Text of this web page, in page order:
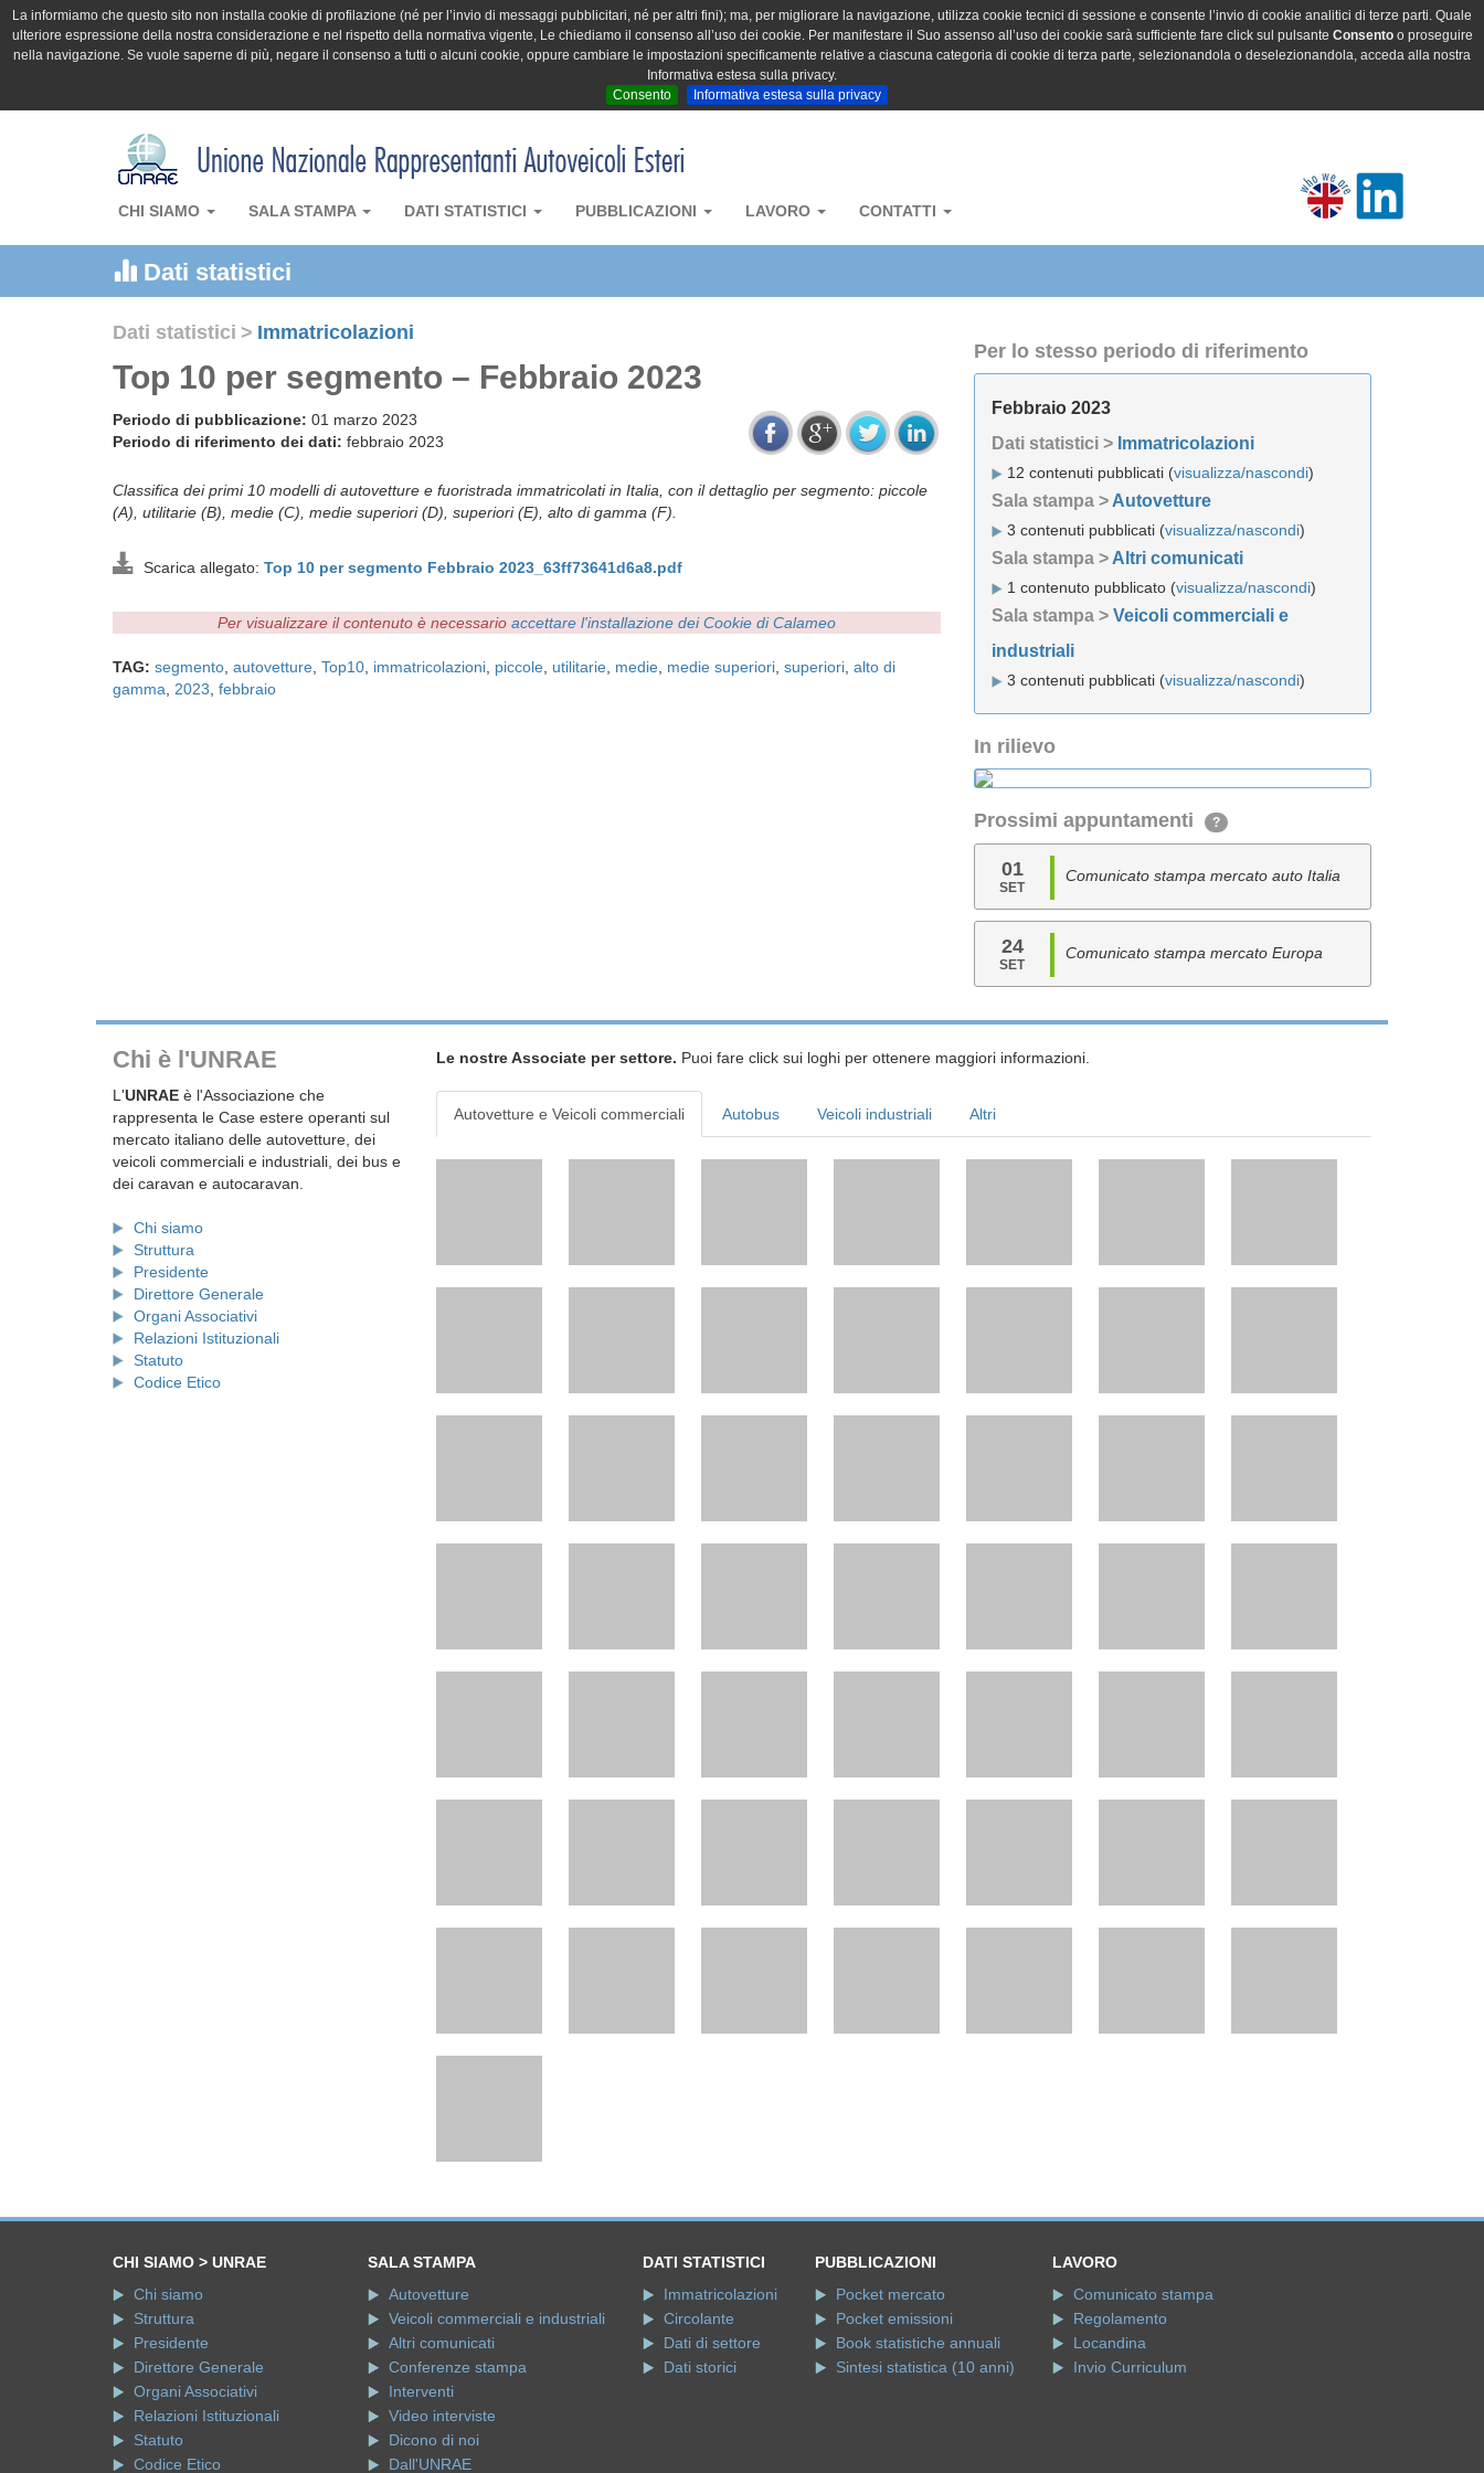
La informiamo che questo sito non installa cookie di profilazione (né per l’invio di messaggi pubblicitari, né per altri fini); ma, per migliorare la navigazione, utilizza cookie tecnici di sessione e consente l’invio di cookie analitici di terze parti. Quale
ulteriore espressione della nostra considerazione e nel rispetto della normativa vigente, Le chiediamo il consenso all’uso dei cookie. Per manifestare il Suo assenso all’uso dei cookie sarà sufficiente fare click sul pulsante Consentoo proseguire
nella navigazione. Se vuole saperne di più, negare il consenso a tutti o alcuni cookie, oppure cambiare le impostazioni specificamente relative a ciascuna categoria di cookie di terza parte, selezionandola o deselezionandola, acceda alla nostra
Informativa estesa sulla privacy.
Consento
Informativa estesa sulla privacy
CHI SIAMO SALA STAMPA DATI STATISTICI PUBBLICAZIONI LAVORO CONTATTI
Dati statistici
Dati statistici > Immatricolazioni
Top 10 per segmento – Febbraio 2023
Periodo di pubblicazione: 01 marzo 2023
Periodo di riferimento dei dati: febbraio 2023
Classifica dei primi 10 modelli di autovetture e fuoristrada immatricolati in Italia, con il dettaglio per segmento: piccole
(A), utilitarie (B), medie (C), medie superiori (D), superiori (E), alto di gamma (F).
Scarica allegato: Top 10 per segmento Febbraio 2023_63ff73641d6a8.pdf
Per visualizzare il contenuto è necessario accettare l'installazione dei Cookie di Calameo
TAG: segmento autovetture Top10 immatricolazioni piccole utilitarie medie medie superiori superiori alto di
gamma
2023 febbraio
Per lo stesso periodo di riferimento
Febbraio 2023
Dati statistici > Immatricolazioni
12 contenuti pubblicati (visualizza/nascondi)
Sala stampa > Autovetture
3 contenuti pubblicati (visualizza/nascondi)
Sala stampa > Altri comunicati
1 contenuto pubblicato (visualizza/nascondi)
Sala stampa > Veicoli commerciali e
industriali
3 contenuti pubblicati (visualizza/nascondi)
In rilievo
Prossimi appuntamenti ?
01
SET
Comunicato stampa mercato auto Italia
24
SET
Comunicato stampa mercato Europa
Chi è l'UNRAE
L'UNRAE è l'Associazione che
rappresenta le Case estere operanti sul
mercato italiano delle autovetture, dei
veicoli commerciali e industriali, dei bus e
dei caravan e autocaravan.
Chi siamo
Struttura
Presidente
Direttore Generale
Organi Associativi
Relazioni Istituzionali
Statuto
Codice Etico
Le nostre Associate per settore. Puoi fare click sui loghi per ottenere maggiori informazioni.
Autovetture e Veicoli commerciali Autobus Veicoli industriali Altri
CHI SIAMO > UNRAE
Chi siamo
Struttura
Presidente
Direttore Generale
Organi Associativi
Relazioni Istituzionali
Statuto
Codice Etico
SALA STAMPA
Autovetture
Veicoli commerciali e industriali
Altri comunicati
Conferenze stampa
Interventi
Video interviste
Dicono di noi
Dall'UNRAE
DATI STATISTICI
Immatricolazioni
Circolante
Dati di settore
Dati storici
PUBBLICAZIONI
Pocket mercato
Pocket emissioni
Book statistiche annuali
Sintesi statistica (10 anni)
LAVORO
Comunicato stampa
Regolamento
Locandina
Invio Curriculum